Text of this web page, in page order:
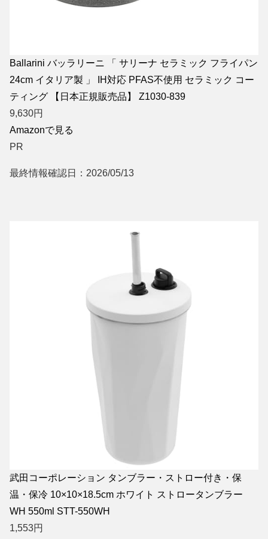
Ballarini バッラリーニ 「 サリーナ セラミック フライパン
24cm イタリア製 」 IH対応 PFAS不使用 セラミック コー
ティング 【日本正規販売品】 Z1030-839
9,630円
Amazonで見る
PR
最終情報確認日：2026/05/13
武田コーポレーション タンブラー・ストロー付き・保
温・保冷 10×10×18.5cm ホワイト ストロータンブラー
WH 550ml STT-550WH
1,553円